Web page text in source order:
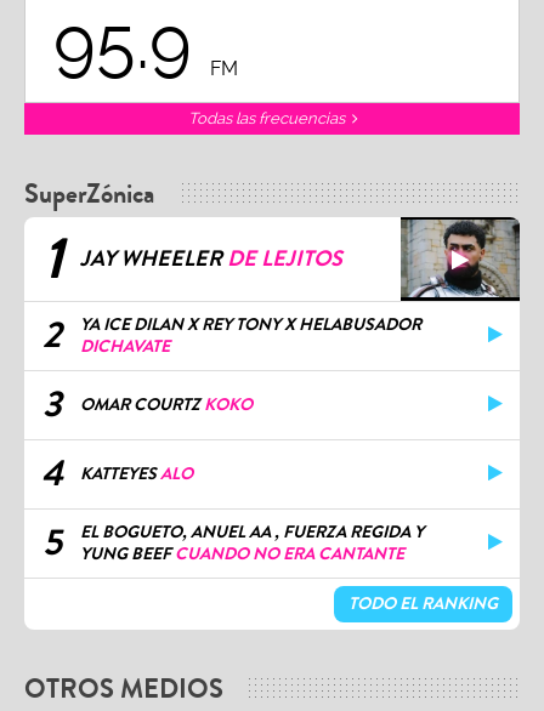
95.9 FM
Todas las frecuencias
SuperZónica
1 JAY WHEELERDE LEJITOS
2
YA ICE DILAN X REY TONY X HELABUSADOR
DICHAVATE
3 OMAR COURTZKOKO
4 KATTEYESALO
5
EL BOGUETO, ANUEL AA , FUERZA REGIDA Y
YUNG BEEFCUANDO NO ERA CANTANTE
TODO EL RANKING
OTROS MEDIOS